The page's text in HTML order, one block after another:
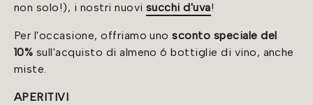
non solo!), i nostri nuovi succhi d'uva!
Per l'occasione, offriamo unosconto speciale del
10% sull'acquisto di almeno 6 bottiglie di vino, anche
miste.
APERITIVI